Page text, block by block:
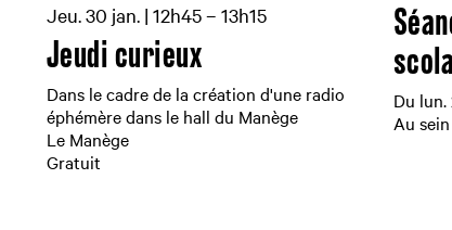
Jeu. 30 jan. | 12h45 – 13h15
Jeudi curieux
Dans le cadre de la création d'une radio
éphémère dans le hall du Manège
Le Manège
Gratuit
Du
Au